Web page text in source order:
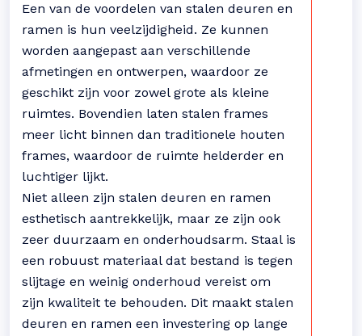
Een van de voordelen van stalen deuren en
ramen is hun veelzijdigheid. Ze kunnen
worden aangepast aan verschillende
afmetingen en ontwerpen, waardoor ze
geschikt zijn voor zowel grote als kleine
ruimtes. Bovendien laten stalen frames
meer licht binnen dan traditionele houten
frames, waardoor de ruimte helderder en
luchtiger lijkt.
Niet alleen zijn stalen deuren en ramen
esthetisch aantrekkelijk, maar ze zijn ook
zeer duurzaam en onderhoudsarm. Staal is
een robuust materiaal dat bestand is tegen
slijtage en weinig onderhoud vereist om
zijn kwaliteit te behouden. Dit maakt stalen
deuren en ramen een investering op lange